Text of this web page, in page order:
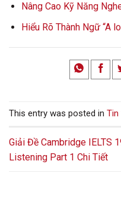
Nâng Cao Kỹ Năng
Hiểu Rõ Thành Ngữ “A
This entry was posted in
Giải Đề Cambridge IELTS
Listening Part 1 Chi Tiết